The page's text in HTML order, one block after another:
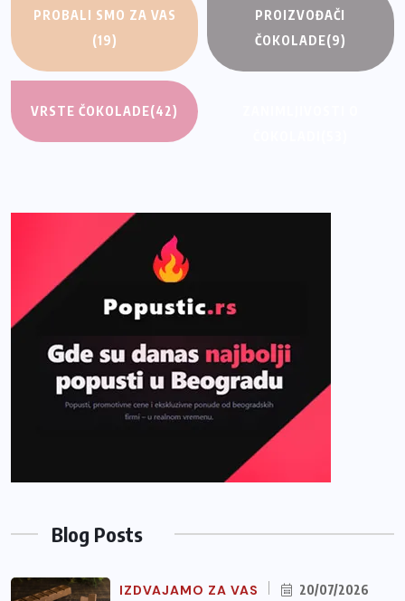
PROBALI SMO ZA VAS
(19)
PROIZVOĐAČI
ČOKOLADE(9)
VRSTE ČOKOLADE(42)
Blog Posts
IZDVAJAMO ZA VAS 20/07/2026